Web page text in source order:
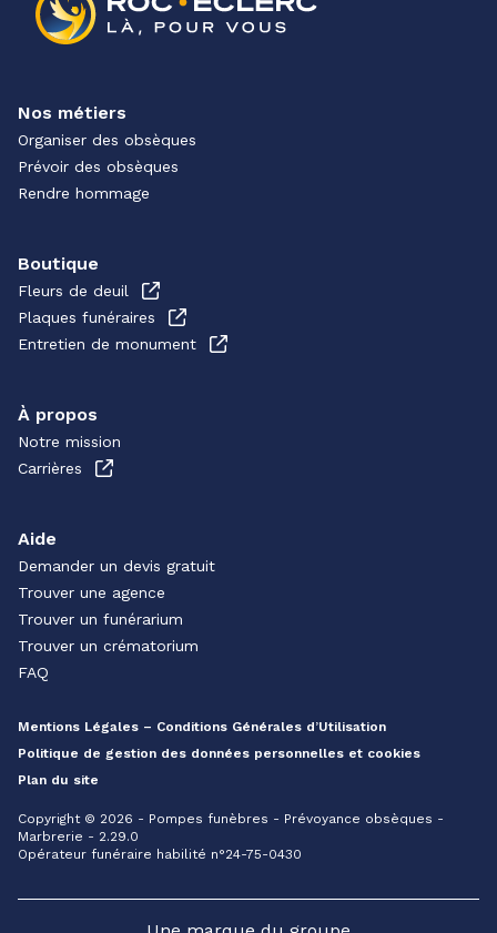
Nos métiers
Organiser des obsèques
Prévoir des obsèques
Rendre hommage
Boutique
Fleurs de deuil
Plaques funéraires
Entretien de monument
À propos
Notre mission
Carrières
Aide
Demander un devis gratuit
Trouver une agence
Trouver un funérarium
Trouver un crématorium
FAQ
Mentions Légales – Conditions Générales d’Utilisation
Politique de gestion des données personnelles et cookies
Plan du site
Copyright © 2026 - Pompes funèbres - Prévoyance obsèques -
Marbrerie - 2.29.0
Opérateur funéraire habilité n°24-75-0430